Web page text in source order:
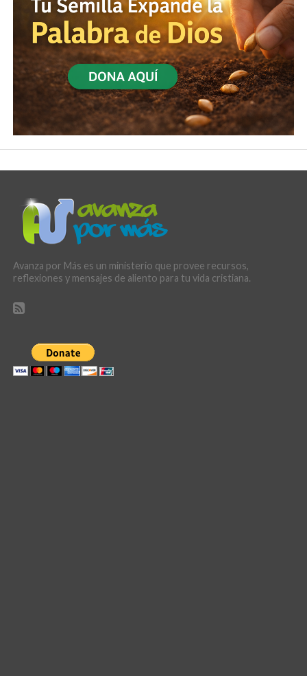
Avanza por Más es un ministerio que provee recursos,
reflexiones y mensajes de aliento para tu vida cristiana.